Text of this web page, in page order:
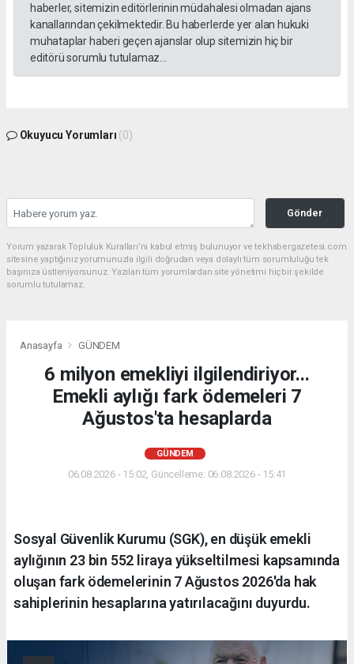
haberler, sitemizin editörlerinin müdahalesi olmadan ajans
kanallarından çekilmektedir. Bu haberlerde yer alan hukuki
muhataplar haberi geçen ajanslar olup sitemizin hiç bir
editörü sorumlu tutulamaz...
Okuyucu Yorumları (0)
Gönder
Yorum yazarak Topluluk Kuralları’nı kabul etmiş bulunuyor ve tekhabergazetesi.com
sitesine yaptığınız yorumunuzla ilgili doğrudan veya dolaylı tüm sorumluluğu tek
başınıza üstleniyorsunuz. Yazılan tüm yorumlardan site yönetimi hiçbir şekilde
sorumlu tutulamaz.
Anasayfa GÜNDEM
6 milyon emekliyi ilgilendiriyor...
Emekli aylığı fark ödemeleri 7
Ağustos'ta hesaplarda
GÜNDEM
06.08.2026 - 15:02, Güncelleme: 06.08.2026 - 15:41
Sosyal Güvenlik Kurumu (SGK), en düşük emekli
aylığının 23 bin 552 liraya yükseltilmesi kapsamında
oluşan fark ödemelerinin 7 Ağustos 2026'da hak
sahiplerinin hesaplarına yatırılacağını duyurdu.